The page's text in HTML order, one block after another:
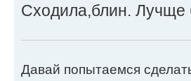
Сходила,блин. Лучще
Давай попытаемся